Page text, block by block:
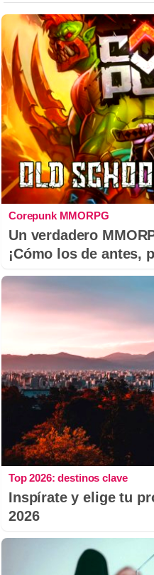
Corepunk MMORPG
Un verdadero
¡Cómo los de antes,
Top 2026: destinos clave
Inspírate y elige tu
2026